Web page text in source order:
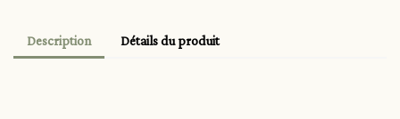
Description Détails du produit